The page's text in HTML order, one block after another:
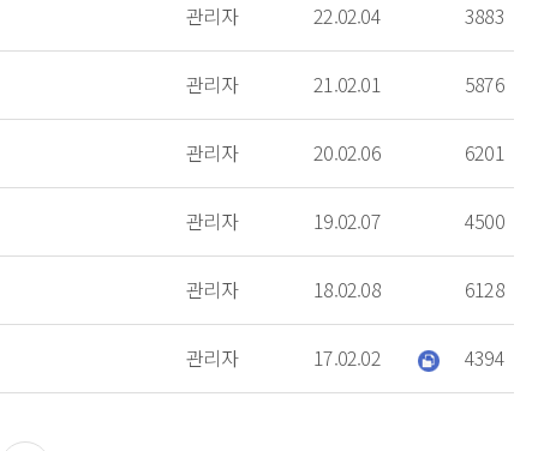
관리자 22.02.04 3883
관리자 21.02.01 5876
관리자 20.02.06 6201
관리자 19.02.07 4500
관리자 18.02.08 6128
관리자 17.02.02 4394